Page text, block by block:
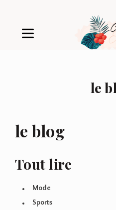
le
le blog
Tout lire
Mode
Sports